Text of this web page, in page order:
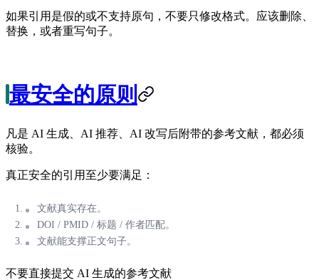
如果引用是假的或不支持原句，不要只修改格式。应该删除、
替换，或者重写句子。
最安全的原则
凡是 AI 生成、AI 推荐、AI 改写后附带的参考文献，都必须
核验。
真正安全的引用至少要满足：
文献真实存在。
DOI / PMID / 标题 / 作者匹配。
文献能支撑正文句子。
不要直接提交 AI 生成的参考文献